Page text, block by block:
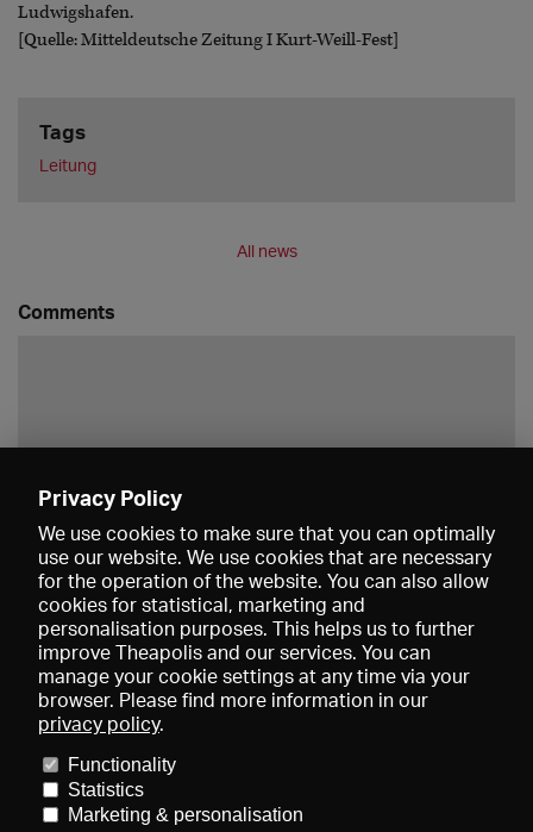
Ludwigshafen.
[Quelle: Mitteldeutsche Zeitung I Kurt-Weill-Fest]
Tags
Leitung
All news
Comments
About us
Imprint
Privacy Policy
We use cookies to make sure that you can optimally
use our website. We use cookies that are necessary
for the operation of the website. You can also allow
cookies for statistical, marketing and
personalisation purposes. This helps us to further
improve Theapolis and our services. You can
manage your cookie settings at any time via your
browser. Please find more information in our
privacy policy.
Functionality
Statistics
Marketing & personalisation